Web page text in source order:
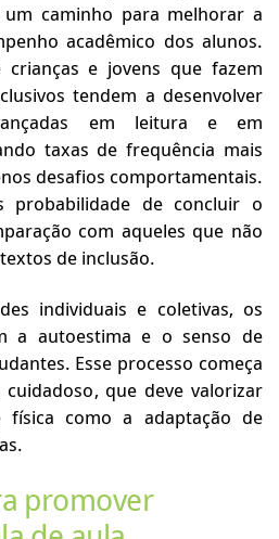
caminho para melhorar a
acadêmico dos alunos.
crianças e jovens que fazem
tendem a desenvolver
em leitura e em
taxas de frequência mais
desafios comportamentais.
probabilidade de concluir o
com aqueles que não
de inclusão.
individuais e coletivas, os
a autoestima e o senso de
Esse processo começa
que deve valorizar
física como a adaptação de
promover